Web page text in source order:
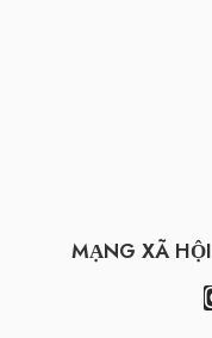
MẠNG XÃ HỘI